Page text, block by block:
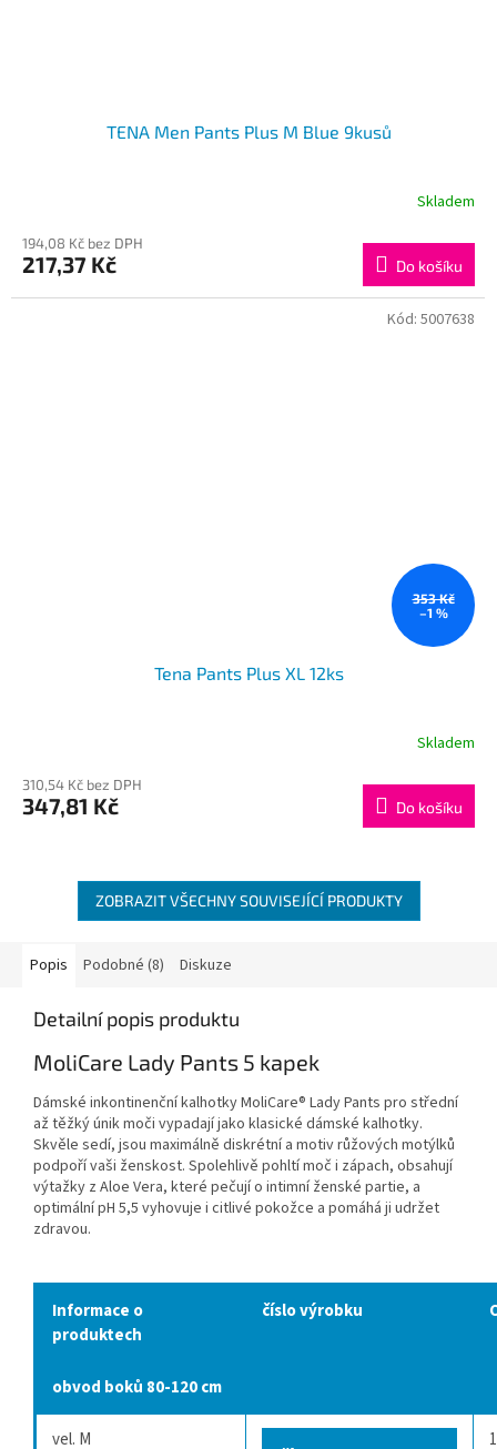
TENA Men Pants Plus M Blue 9kusů
Skladem
194,08 Kč bez DPH
217,37 Kč Do košíku
353 Kč
–1 %
Tena Pants Plus XL 12ks
Skladem
310,54 Kč bez DPH
347,81 Kč Do košíku
Kód: 5007638
ZOBRAZIT VŠECHNY SOUVISEJÍCÍ PRODUKTY
Popis Podobné (8) Diskuze
Detailní popis produktu
MoliCare Lady Pants 5 kapek
Dámské inkontinenční kalhotky MoliCare® Lady Pants pro střední
až těžký únik moči vypadají jako klasické dámské kalhotky.
Skvěle sedí, jsou maximálně diskrétní a motiv růžových motýlků
podpoří vaši ženskost. Spolehlivě pohltí moč i zápach, obsahují
výtažky z Aloe Vera, které pečují o intimní ženské partie, a
optimální pH 5,5 vyhovuje i citlivé pokožce a pomáhá ji udržet
zdravou.
Informace o
produktech
číslo výrobku
obvod boků 80-120 cm
vel. M